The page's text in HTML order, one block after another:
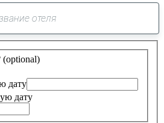
0
предложение
найдено
(optional)
дату
дату